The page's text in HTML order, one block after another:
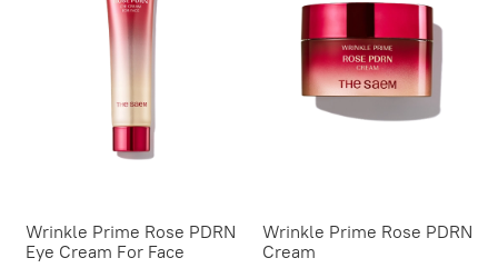
Wrinkle Prime Rose PDRN
Eye Cream For Face
Wrinkle Prime Rose PDRN
Cream